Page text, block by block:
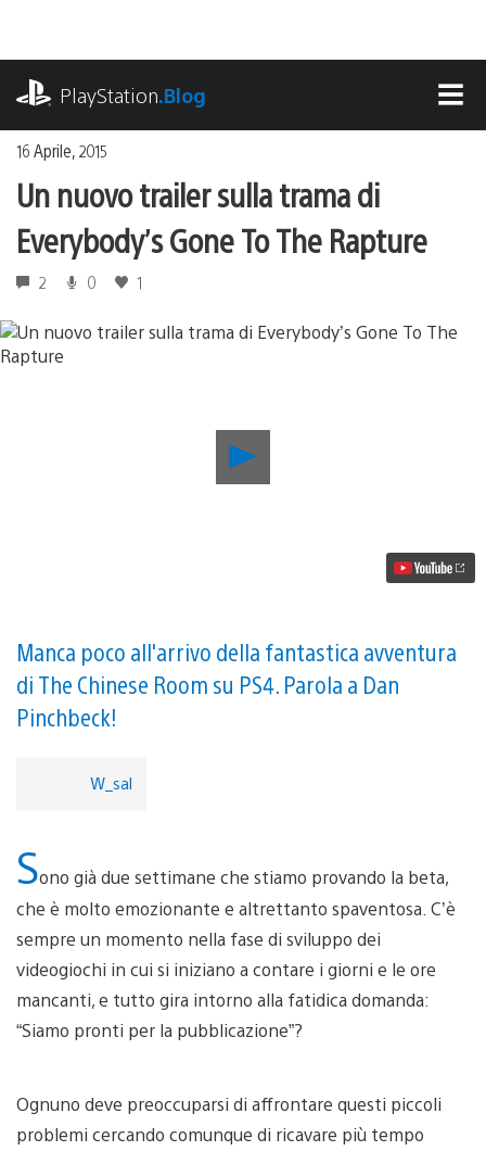
contenuto
PlayStation.Blog
16 Aprile, 2015
Un nuovo trailer sulla trama di
Everybody’s Gone To The Rapture
2 0 1
Un
To
The
Rapture
Manca poco all'arrivo della fantastica avventura
di The Chinese Room su PS4. Parola a Dan
Pinchbeck!
W_sal
Sono già due settimane che stiamo provando la beta,
che è molto emozionante e altrettanto spaventosa. C’è
sempre un momento nella fase di sviluppo dei
videogiochi in cui si iniziano a contare i giorni e le ore
mancanti, e tutto gira intorno alla fatidica domanda:
“Siamo pronti per la pubblicazione”?
Ognuno deve preoccuparsi di affrontare questi piccoli
problemi cercando comunque di ricavare più tempo